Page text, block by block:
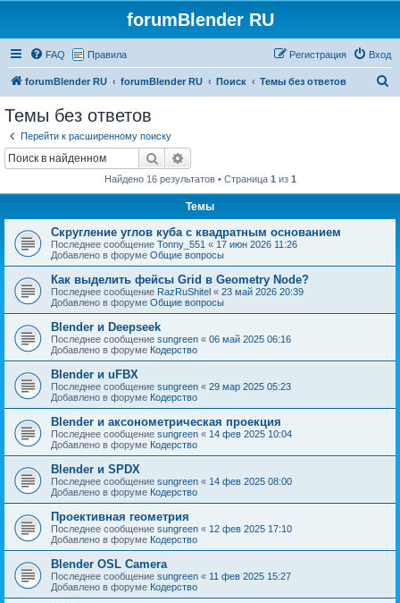
forumBlender RU
FAQ Правила Вход
Регистрация
forumBlender RU forumBlender RU Поиск Темы без ответов
Темы без ответов
Перейти к расширенному поиску
Поиск
Найдено 16 результатов • Страница 1 из 1
Темы
Скругление углов куба с квадратным основанием
Последнее сообщение Tonny_551 « 17 июн 2026 11:26
Добавлено в форуме Общие вопросы
Как выделить фейсы Grid в Geometry Node?
Последнее сообщение RazRuShitel « 23 май 2026 20:39
Добавлено в форуме Общие вопросы
Blender и Deepseek
Последнее сообщение sungreen « 06 май 2025 06:16
Добавлено в форуме Кодерство
Blender и uFBX
Последнее сообщение sungreen « 29 мар 2025 05:23
Добавлено в форуме Кодерство
Blender и аксонометрическая проекция
Последнее сообщение sungreen « 14 фев 2025 10:04
Добавлено в форуме Кодерство
Blender и SPDX
Последнее сообщение sungreen « 14 фев 2025 08:00
Добавлено в форуме Кодерство
Проективная геометрия
Последнее сообщение sungreen « 12 фев 2025 17:10
Добавлено в форуме Кодерство
Blender OSL Camera
Последнее сообщение sungreen « 11 фев 2025 15:27
Добавлено в форуме Кодерство